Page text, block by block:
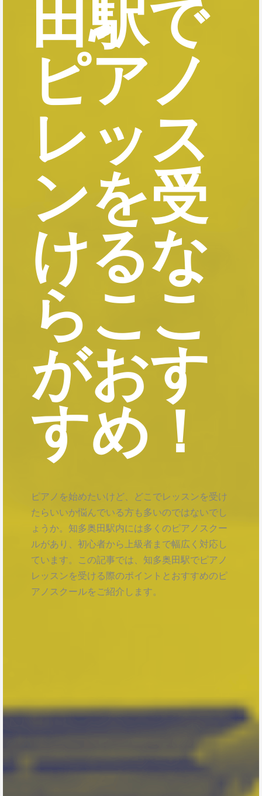
田駅で
ピアノ
レッス
ンを受
けるな
らここ
がおす
すめ！
ピアノを始めたいけど、どこでレッスンを受け
たらいいか悩んでいる方も多いのではないでし
ょうか。知多奥田駅内には多くのピアノスクー
ルがあり、初心者から上級者まで幅広く対応し
ています。この記事では、知多奥田駅でピアノ
レッスンを受ける際のポイントとおすすめのピ
アノスクールをご紹介します。